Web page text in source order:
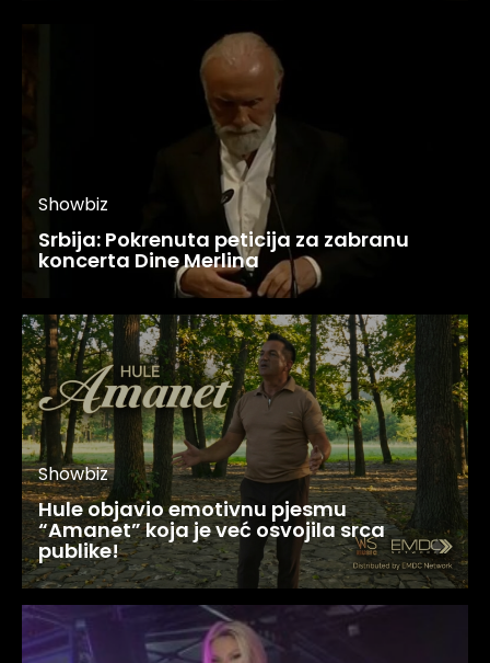
Showbiz
Srbija: Pokrenuta peticija za zabranu
koncerta Dine Merlina
Showbiz
Hule objavio emotivnu pjesmu
“Amanet” koja je već osvojila srca
publike!